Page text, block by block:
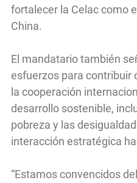
fortalecer la Celac como
China.
El mandatario también
esfuerzos para contribuir
la cooperación
desarrollo sostenible,
pobreza y las
interacción estratégica
“Estamos convencidos